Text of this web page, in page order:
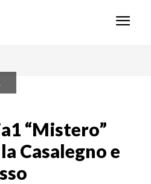
“Mistero”
Casalegno e